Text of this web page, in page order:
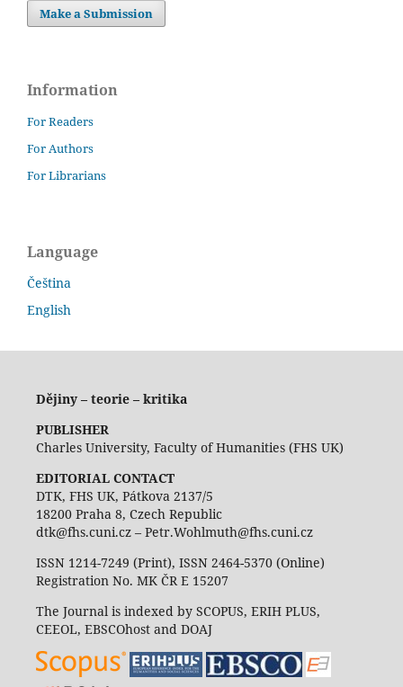
Make a Submission
Information
For Readers
For Authors
For Librarians
Language
Čeština
English
Dějiny – teorie – kritika
PUBLISHER
Charles University, Faculty of Humanities (FHS UK)
EDITORIAL CONTACT
DTK, FHS UK, Pátkova 2137/5
18200 Praha 8, Czech Republic
dtk@fhs.cuni.cz – Petr.Wohlmuth@fhs.cuni.cz
ISSN 1214-7249 (Print), ISSN 2464-5370 (Online)
Registration No. MK ČR E 15207
The Journal is indexed by SCOPUS, ERIH PLUS,
CEEOL, EBSCOhost and DOAJ